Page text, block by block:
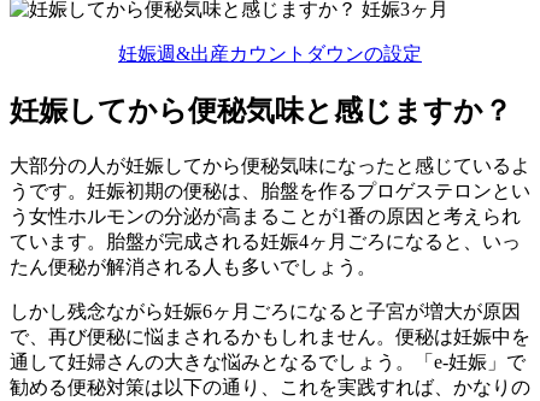
妊娠週&出産カウントダウンの設定
妊娠してから便秘気味と感じますか？
大部分の人が妊娠してから便秘気味になったと感じているよ
うです。妊娠初期の便秘は、胎盤を作るプロゲステロンとい
う女性ホルモンの分泌が高まることが1番の原因と考えられ
ています。胎盤が完成される妊娠4ヶ月ごろになると、いっ
たん便秘が解消される人も多いでしょう。
しかし残念ながら妊娠6ヶ月ごろになると子宮が増大が原因
で、再び便秘に悩まされるかもしれません。便秘は妊娠中を
通して妊婦さんの大きな悩みとなるでしょう。「e-妊娠」で
勧める便秘対策は以下の通り、これを実践すれば、かなりの